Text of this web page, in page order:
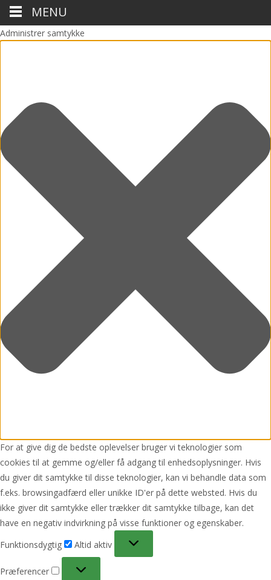
Administrer samtykke
For at give dig de bedste oplevelser bruger vi teknologier som
cookies til at gemme og/eller få adgang til enhedsoplysninger. Hvis
du giver dit samtykke til disse teknologier, kan vi behandle data som
f.eks. browsingadfærd eller unikke ID'er på dette websted. Hvis du
ikke giver dit samtykke eller trækker dit samtykke tilbage, kan det
have en negativ indvirkning på visse funktioner og egenskaber.
Funktionsdygtig
Altid aktiv
Præferencer
MENU